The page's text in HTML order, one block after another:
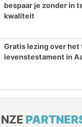
bespaar je zonder in
kwaliteit
Gratis lezing over het
levenstestament in